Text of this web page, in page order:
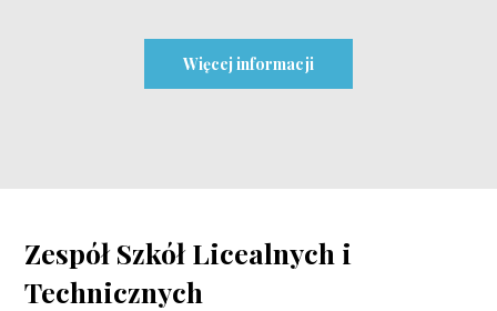
Więcej informacji
Zespół Szkół Licealnych i
Technicznych